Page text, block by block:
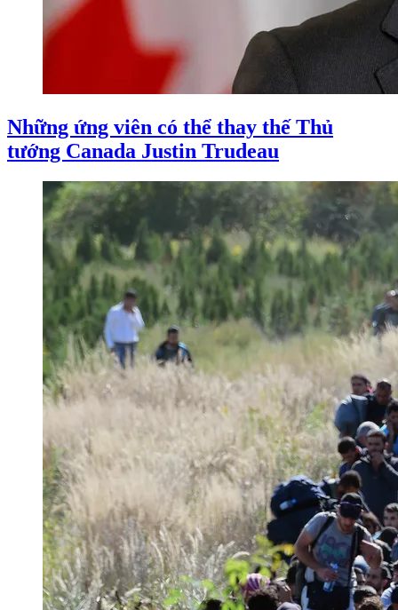
Những ứng viên có thể thay thế Thủ
tướng Canada Justin Trudeau